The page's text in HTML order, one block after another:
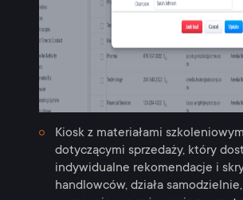
Kiosk z materiałami
dotyczącymi sprzedaży, który
indywidualne rekomendacje i
handlowców, działa